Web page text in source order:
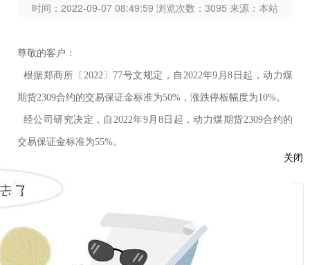
时间：2022-09-07 08:49:59 浏览次数：3095 来源：本站
尊敬的客户：
根据郑商所〔 2022〕 77号文规定，自 2022年9 月8 日起，动力煤
期货2309合约的交易保证金标准为50% ，涨跌停板幅度为10%。
经公司研究决定，自 2022年9月 8日起，动力煤期货2309合约的
交易保证金标准为55%。
按规则规定执行的交易保证金标准和涨跌停板幅度高于上述标
准的，仍按原规定执行。
特此通知。
关闭